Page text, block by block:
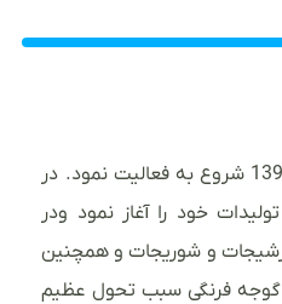
صنایع غذایی دادنام از سال 1392 شروع به فعالیت نمود. در
خود را آغاز نمود ودر
ترشیجات و شوریجات و همچنین
گوجه فرنگی سبب تحول عظیم